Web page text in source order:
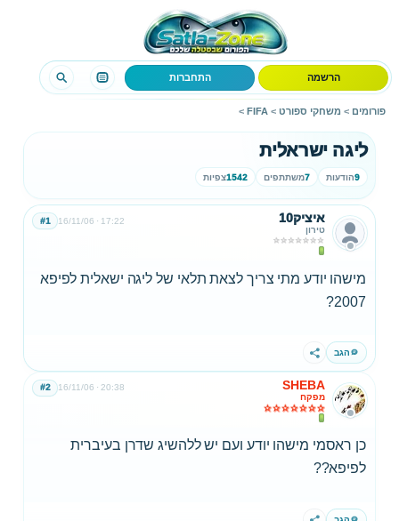
הרשמה התחברות
פורומים > משחקי ספורט >
FIFA
>
ליגה ישראלית
9הודעות 7משתתפים 1542צפיות
איציק10
טירון
16/11/06 17:22
#1
מישהו יודע מתי צריך לצאת תלאי של ליגה ישאלית לפיפא
2007?
הגב שתף
SHEBA
מפקח
16/11/06 20:38
#2
כן ראסמי מישהו יודע ועם יש ללהשיג שדרן בעיברית
לפיפא??